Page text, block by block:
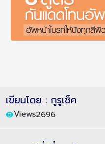
เขียนโดย : กูรูเช็ค
Views2696